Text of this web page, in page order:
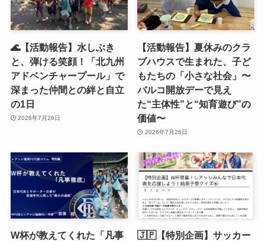
🌊【活動報告】水しぶき
と、弾ける笑顔！「北九州
アドベンチャープール」で
深まった仲間との絆と自立
の1日
2026年7月26日
【活動報告】夏休みのクラ
ブハウスで生まれた、子ど
もたちの「小さな社会」〜
バルコ開放デーで見え
た“主体性”と“知育遊び”の
価値〜
2026年7月26日
W杯が教えてくれた「凡事
🇯🇵【特別企画】サッカー